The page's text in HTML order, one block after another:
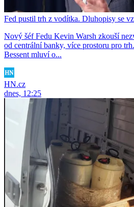
Fed pustil trh z vodítka. Dluhopisy se
Nový šéf Fedu Kevin Warsh zkouší
od centrální banky, více prostoru pro
Bessent mluví o...
HN.cz
dnes, 12:25